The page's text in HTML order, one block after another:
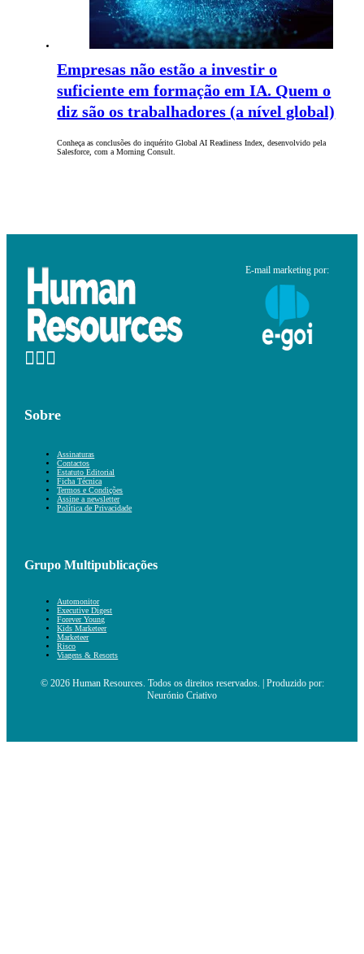
Empresas não estão a investir o
suficiente em formação em IA. Quem o
diz são os trabalhadores (a nível global)
Conheça as conclusões do inquérito Global AI Readiness Index, desenvolvido pela
Salesforce, com a Morning Consult.
E-mail marketing por:
Sobre
Assinaturas
Contactos
Estatuto Editorial
Ficha Técnica
Termos e Condições
Assine a newsletter
Política de Privacidade
Grupo Multipublicações
Automonitor
Executive Digest
Forever Young
Kids Marketeer
Marketeer
Risco
Viagens & Resorts
© 2026 Human Resources. Todos os direitos reservados. | Produzido por:
Neurónio Criativo